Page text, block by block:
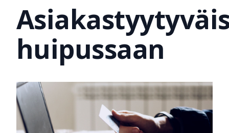
huipussaan